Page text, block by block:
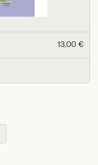
13,00 €